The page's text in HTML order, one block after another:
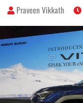
Praveen Vikkath